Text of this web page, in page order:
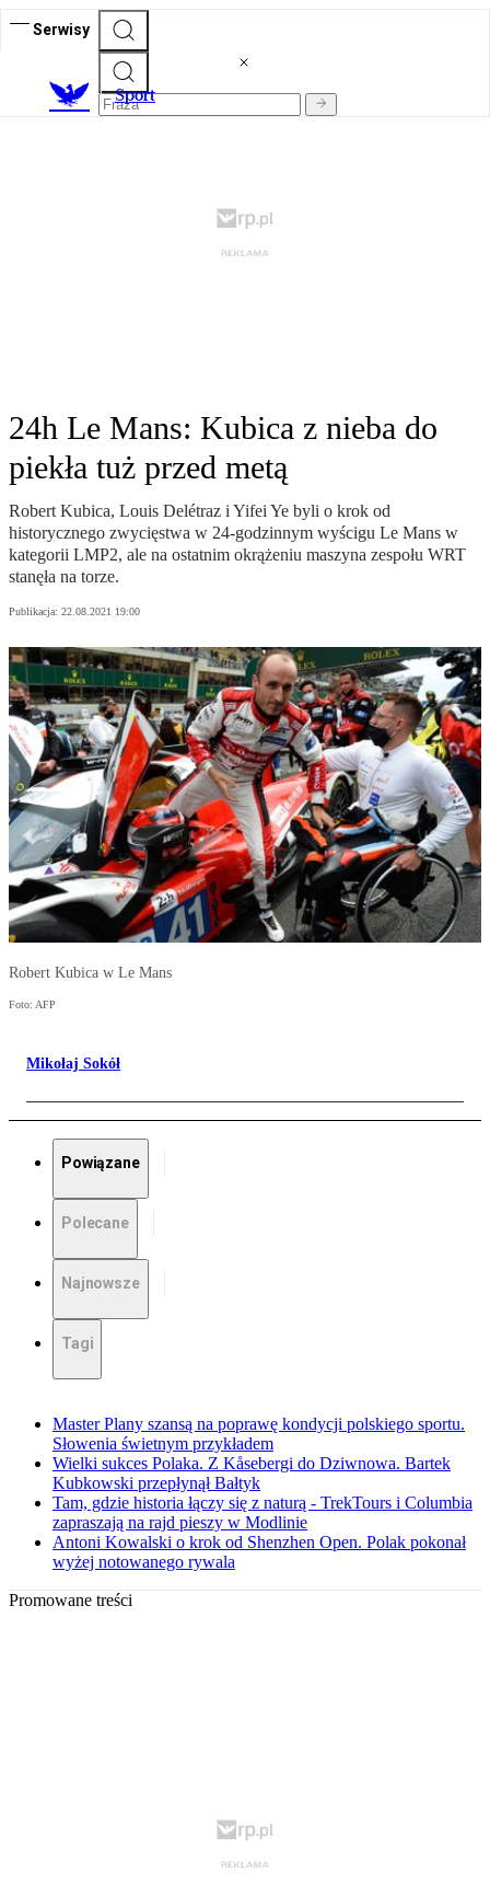
Serwisy
Sport
24h Le Mans: Kubica z nieba do
piekła tuż przed metą
Robert Kubica, Louis Delétraz i Yifei Ye byli o krok od
historycznego zwycięstwa w 24-godzinnym wyścigu Le Mans w
kategorii LMP2, ale na ostatnim okrążeniu maszyna zespołu WRT
stanęła na torze.
Publikacja: 22.08.2021 19:00
Robert Kubica w Le Mans
Foto: AFP
Mikołaj Sokół
Powiązane
Polecane
Najnowsze
Tagi
Master Plany szansą na poprawę kondycji polskiego sportu.
Słowenia świetnym przykładem
Wielki sukces Polaka. Z Kåsebergi do Dziwnowa. Bartek
Kubkowski przepłynął Bałtyk
Tam, gdzie historia łączy się z naturą - TrekTours i Columbia
zapraszają na rajd pieszy w Modlinie
Antoni Kowalski o krok od Shenzhen Open. Polak pokonał
wyżej notowanego rywala
Promowane treści